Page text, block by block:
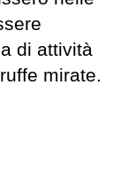
di attività
mirate.